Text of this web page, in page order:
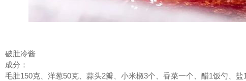
破肚冷酱
成分：
毛肚150克、洋葱50克、蒜头2瓣、小米椒3个、香菜一个、醋1饭勺、